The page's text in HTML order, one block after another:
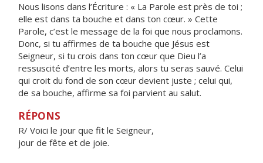
Nous lisons dans l’Écriture : « La Parole est près de toi ;
elle est dans ta bouche et dans ton cœur. » Cette
Parole, c’est le message de la foi que nous proclamons.
Donc, si tu affirmes de ta bouche que Jésus est
Seigneur, si tu crois dans ton cœur que Dieu l’a
ressuscité d’entre les morts, alors tu seras sauvé. Celui
qui croit du fond de son cœur devient juste ; celui qui,
de sa bouche, affirme sa foi parvient au salut.
RÉPONS
R/ Voici le jour que fit le Seigneur,
jour de fête et de joie.